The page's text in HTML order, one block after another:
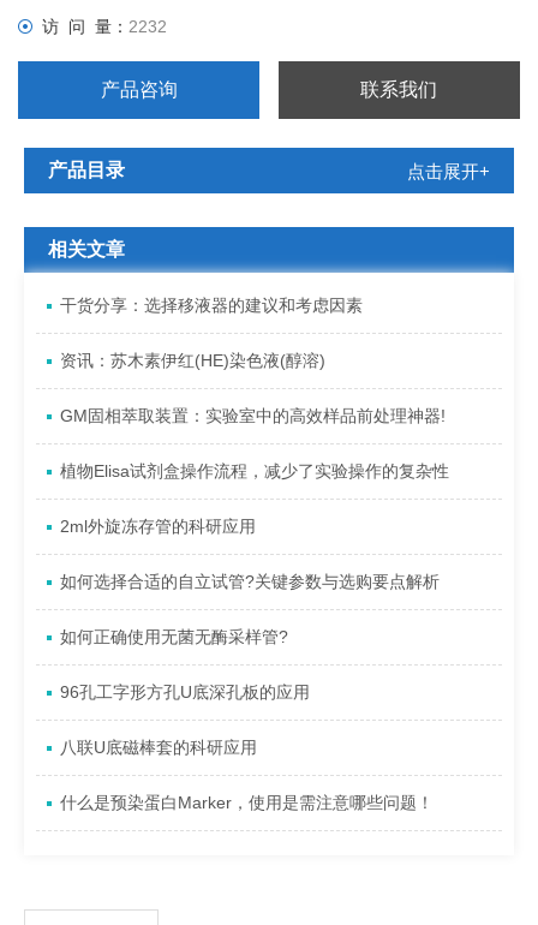
访 问 量：2232
产品咨询 联系我们
产品目录 点击展开+
相关文章
干货分享：选择移液器的建议和考虑因素
资讯：苏木素伊红(HE)染色液(醇溶)
GM固相萃取装置：实验室中的高效样品前处理神器!
植物Elisa试剂盒操作流程，减少了实验操作的复杂性
2ml外旋冻存管的科研应用
如何选择合适的自立试管?关键参数与选购要点解析
如何正确使用无菌无酶采样管?
96孔工字形方孔U底深孔板的应用
八联U底磁棒套的科研应用
什么是预染蛋白Marker，使用是需注意哪些问题！